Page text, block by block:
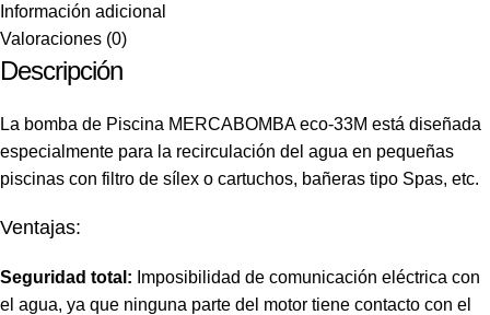
Información adicional
Valoraciones (0)
Descripción
La bomba de Piscina MERCABOMBA eco-33M está diseñada
especialmente para la recirculación del agua en pequeñas
piscinas con filtro de sílex o cartuchos, bañeras tipo Spas, etc.
Ventajas:
Seguridad total: Imposibilidad de comunicación eléctrica con
el agua, ya que ninguna parte del motor tiene contacto con el